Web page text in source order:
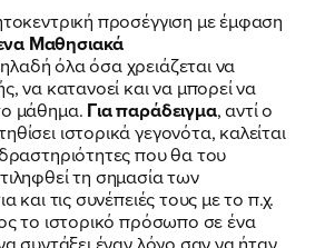
προσέγγιση με έμφαση
Μαθησιακά
όλα όσα χρειάζεται να
να κατανοεί και να μπορεί να
μάθημα. Για παράδειγμα, αντί ο
ιστορικά γεγονότα, καλείται
που θα του
τη σημασία των
και τις συνέπειές τους με το π.χ.
το ιστορικό πρόσωπο σε ένα
συντάξει έναν λόγο σαν να ήταν